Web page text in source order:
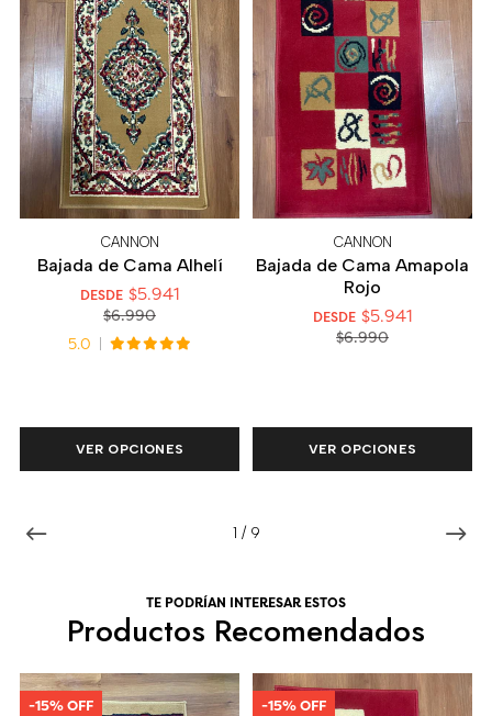
1 / 9
CANNON
Bajada de Cama Alhelí
DESDE $5.941
$6.990
5.0
VER OPCIONES
CANNON
Bajada de Cama Amapola
Rojo
DESDE $5.941
$6.990
VER OPCIONES
TE PODRÍAN INTERESAR ESTOS
Productos Recomendados
-15% OFF -15% OFF